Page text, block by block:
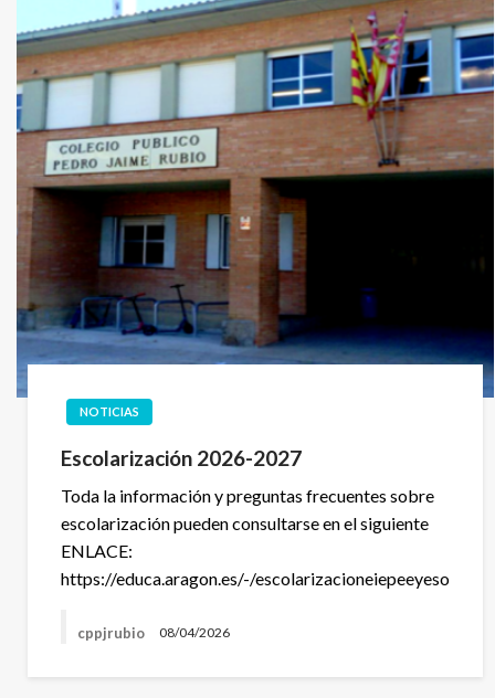
NOTICIAS
Escolarización 2026-2027
Toda la información y preguntas frecuentes sobre
escolarización pueden consultarse en el siguiente
ENLACE:
https://educa.aragon.es/-/escolarizacioneiepeeyeso
cppjrubio 08/04/2026